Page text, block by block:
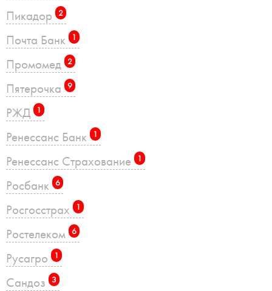
Пикадор 2
Почта Банк 1
Промомед 2
Пятерочка 9
РЖД 1
Ренессанс Банк 1
Ренессанс Страхование 1
Росбанк 6
Росгосстрах 1
Ростелеком 6
Русагро 1
Сандоз 3